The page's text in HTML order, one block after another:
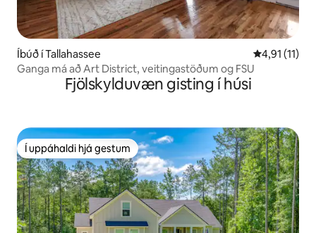
Íbúð í Tallahassee 4,91 af 5 í
4,91 (11)
Ganga má að Art District, veitingastöðum og FSU
Fjölskylduvæn gisting í húsi
Í uppáhaldi hjá gestum
Í uppáhaldi hjá gestum